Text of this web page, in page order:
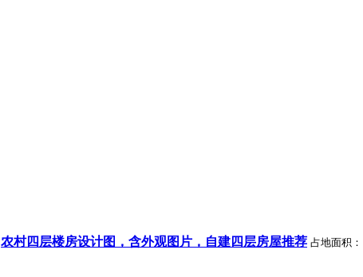
农村四层楼房设计图，含外观图片，自建四层房屋推荐 占地面积：